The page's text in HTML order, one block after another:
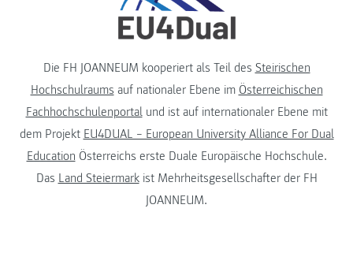
Die FH JOANNEUM kooperiert als Teil des Steirischen
Hochschulraums auf nationaler Ebene im Österreichischen
Fachhochschulenportalund ist auf internationaler Ebene mit
dem Projekt EU4DUAL – European University Alliance For Dual
Education Österreichs erste Duale Europäische Hochschule.
Das Land Steiermarkist Mehrheitsgesellschafter der FH
JOANNEUM.